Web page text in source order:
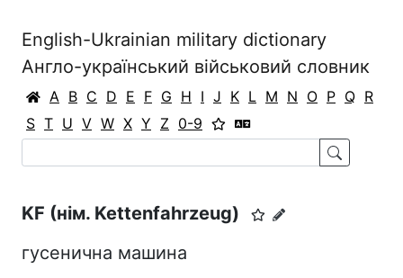
English-Ukrainian military dictionary
Англо-український військовий словник
A B C D E F G H I J K L M N O P Q R
S T U V W X Y Z 0-9
KF (нім. Kettenfahrzeug)
гусенична машина